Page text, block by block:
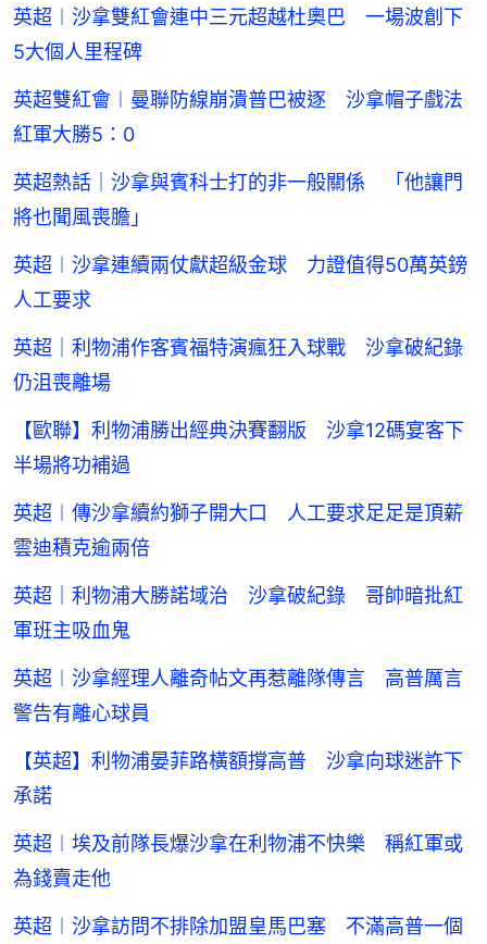
英超︱沙拿雙紅會連中三元超越杜奧巴 一場波創下
5大個人里程碑
英超雙紅會︱曼聯防線崩潰普巴被逐 沙拿帽子戲法
紅軍大勝5：0
英超熱話｜沙拿與賓科士打的非一般關係 「他讓門
將也聞風喪膽」
英超︱沙拿連續兩仗獻超級金球 力證值得50萬英鎊
人工要求
英超｜利物浦作客賓福特演瘋狂入球戰 沙拿破紀錄
仍沮喪離場
【歐聯】利物浦勝出經典決賽翻版 沙拿12碼宴客下
半場將功補過
英超︱傳沙拿續約獅子開大口 人工要求足足是頂薪
雲迪積克逾兩倍
英超｜利物浦大勝諾域治 沙拿破紀錄 哥帥暗批紅
軍班主吸血鬼
英超︱沙拿經理人離奇帖文再惹離隊傳言 高普厲言
警告有離心球員
【英超】利物浦晏菲路橫額撐高普 沙拿向球迷許下
承諾
英超︱埃及前隊長爆沙拿在利物浦不快樂 稱紅軍或
為錢賣走他
英超︱沙拿訪問不排除加盟皇馬巴塞 不滿高普一個